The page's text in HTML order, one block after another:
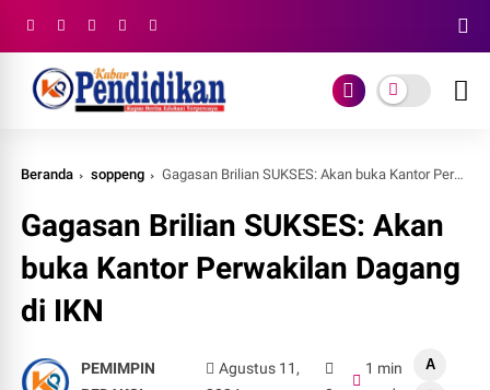
Beranda soppeng Gagasan Brilian SUKSES: Akan buka Kantor Perwakilan Dagang di IKN
Gagasan Brilian SUKSES: Akan
buka Kantor Perwakilan Dagang
di IKN
PEMIMPIN
Agustus 11,
1 min
A